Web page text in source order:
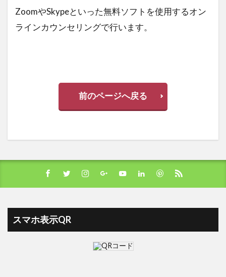
ZoomやSkypeといった無料ソフトを使用するオン
ラインカウンセリングで行います。
前のページへ戻る
スマホ表示QR